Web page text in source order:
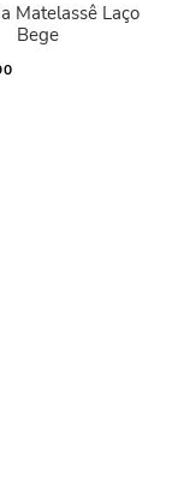
Matelassê Laço
Bege